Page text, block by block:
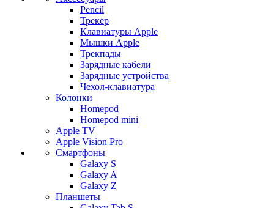
Pencil
Трекер
Клавиатуры Apple
Мышки Apple
Трекпады
Зарядные кабели
Зарядные устройства
Чехол-клавиатура
Колонки
Homepod
Homepod mini
Apple TV
Apple Vision Pro
Смартфоны
Galaxy S
Galaxy A
Galaxy Z
Планшеты